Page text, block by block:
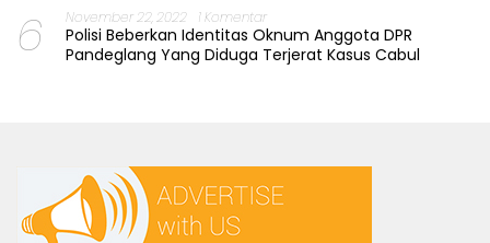
6 November 22, 2022 1 Komentar
Polisi Beberkan Identitas Oknum Anggota DPR
Pandeglang Yang Diduga Terjerat Kasus Cabul